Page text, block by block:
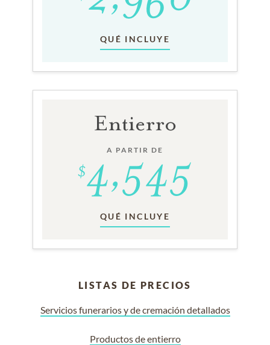
QUÉ INCLUYE
Entierro
A PARTIR DE
QUÉ INCLUYE
LISTAS DE PRECIOS
Servicios funerarios y de cremación detallados
Productos de entierro